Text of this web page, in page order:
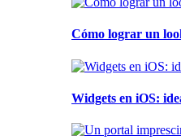
Cómo lograr un
Widgets en iOS: